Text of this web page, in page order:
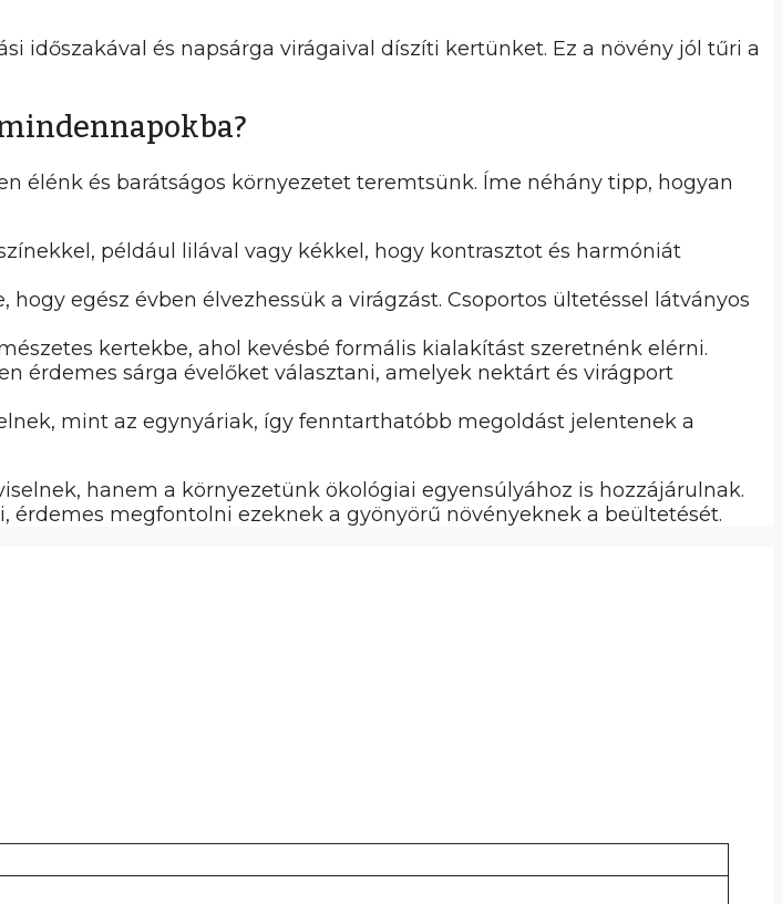
időszakával és napsárga virágaival díszíti kertünket. Ez a növény jól tűri a
élénk és barátságos környezetet teremtsünk. Íme néhány tipp, hogyan
például lilával vagy kékkel, hogy kontrasztot és harmóniát
egész évben élvezhessük a virágzást. Csoportos ültetéssel látványos
kertekbe, ahol kevésbé formális kialakítást szeretnénk elérni.
érdemes sárga évelőket választani, amelyek nektárt és virágport
mint az egynyáriak, így fenntarthatóbb megoldást jelentenek a
hanem a környezetünk ökológiai egyensúlyához is hozzájárulnak.
megfontolni ezeknek a gyönyörű növényeknek a beültetését.